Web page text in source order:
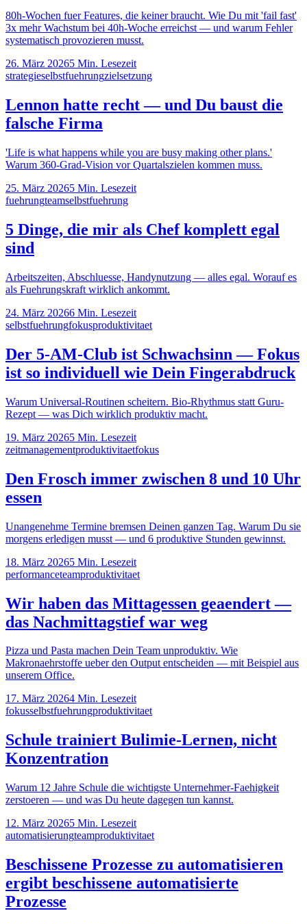
80h-Wochen fuer Features, die keiner braucht. Wie Du mit 'fail fast'
3x mehr Wachstum bei 40h-Woche erreichst — und warum Fehler
systematisch provozieren musst.
26. März 20265 Min. Lesezeit
strategieselbstfuehrungzielsetzung
Lennon hatte recht — und Du baust die
falsche Firma
'Life is what happens while you are busy making other plans.'
Warum 360-Grad-Vision vor Quartalszielen kommen muss.
25. März 20265 Min. Lesezeit
fuehrungteamselbstfuehrung
5 Dinge, die mir als Chef komplett egal
sind
Arbeitszeiten, Abschluesse, Handynutzung — alles egal. Worauf es
als Fuehrungskraft wirklich ankommt.
24. März 20266 Min. Lesezeit
selbstfuehrungfokusproduktivitaet
Der 5-AM-Club ist Schwachsinn — Fokus
ist so individuell wie Dein Fingerabdruck
Warum Universal-Routinen scheitern. Bio-Rhythmus statt Guru-
Rezept — was Dich wirklich produktiv macht.
19. März 20265 Min. Lesezeit
zeitmanagementproduktivitaetfokus
Den Frosch immer zwischen 8 und 10 Uhr
essen
Unangenehme Termine bremsen Deinen ganzen Tag. Warum Du sie
morgens erledigen musst — und 6 produktive Stunden gewinnst.
18. März 20265 Min. Lesezeit
performanceteamproduktivitaet
Wir haben das Mittagessen geaendert —
das Nachmittagstief war weg
Pizza und Pasta machen Dein Team unproduktiv. Wie
Makronaehrstoffe ueber den Output entscheiden — mit Beispiel aus
unserem Office.
17. März 20264 Min. Lesezeit
fokusselbstfuehrungproduktivitaet
Schule trainiert Bulimie-Lernen, nicht
Konzentration
Warum 12 Jahre Schule die wichtigste Unternehmer-Faehigkeit
zerstoeren — und was Du heute dagegen tun kannst.
12. März 20265 Min. Lesezeit
automatisierungteamproduktivitaet
Beschissene Prozesse zu automatisieren
ergibt beschissene automatisierte
Prozesse